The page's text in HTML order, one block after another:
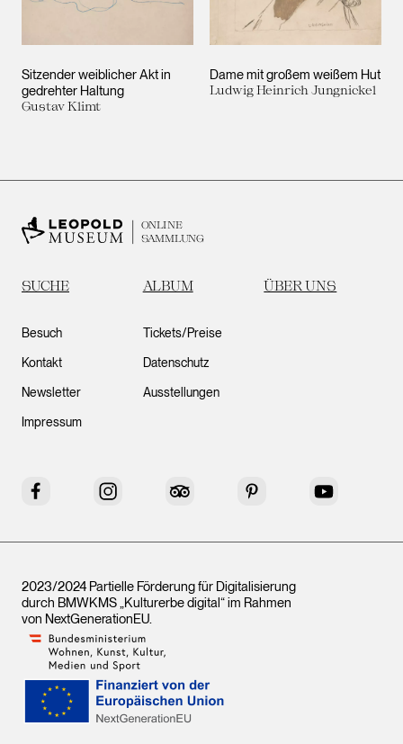
Sitzender weiblicher Akt in
gedrehter Haltung
Gustav Klimt
Dame mit großem weißem Hut
Ludwig Heinrich Jungnickel
ONLINE
SAMMLUNG
SUCHE ALBUM ÜBER UNS
Besuch
Kontakt
Newsletter
Impressum
Tickets/Preise
Datenschutz
Ausstellungen
Facebook Instagram Tripadvisor Pinterest YouTube
2023/2024 Partielle Förderung für Digitalisierung
durch BMWKMS „Kulturerbe digital“ im Rahmen
von NextGenerationEU.